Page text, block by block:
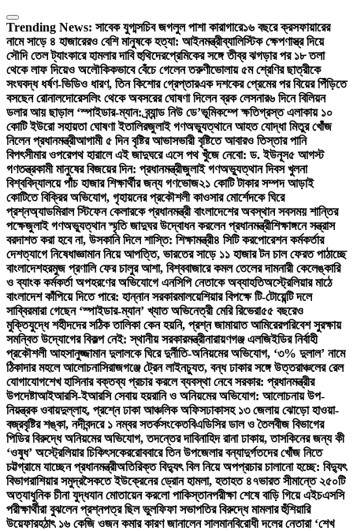
Skip
to
content
Trending News: সাবেক যুগ্মসচিব জগলুল পাশা কারাগারে১৬ বছরে ক্রসফায়ারের
নামে সাড়ে ৪ হাজারেরও বেশি মানুষকে হত্যা: আইনমন্ত্রীব্যালিস্টিক ক্ষেপণাস্ত্র দিয়ে
সৌদি তেল ট্যাংকারে হামলার দাবি হুথিদেরপ্রেমিকের সঙ্গে তীব্র ঝগড়ার পর ১৮ তলা
থেকে লাফ দিয়েও অলৌকিকভাবে বেঁচে গেলেন তরুণীভোলায় ৫ম শ্রেণির ছাত্রীকে
সংঘবদ্ধ ধর্ষণ-ভিডিও ধারণ, তিন কিশোর গ্রেপ্তারএক দশকের প্রেমের পর বিয়ের পিঁড়িতে
বসছেন রোনালদোরেসলিং থেকে অবসরের ঘোষণা দিলেন ব্রক লেসনার৬ দিনে বিলিয়ন
ডলার আয় ছাড়াল ‘স্পাইডার-ম্যান: ব্র্যান্ড নিউ ডে’ভূমিকম্পে ক্ষতিগ্রস্ত এলাকায় ১০
কোটি ইউরো সহায়তা ঘোষণা ইতালিরজুলাই গণঅভ্যুত্থানে আহত যোদ্ধা মিতুর খোঁজ
নিলেন প্রধানমন্ত্রীআগামী ৫ দিন বৃষ্টির আভাসভারী বৃষ্টিতে আবারও তিস্তার পানি
বিপৎসীমার ওপরেপথ হারালে এই জাদুঘরে এসে পথ খুঁজে নেবো: ড. ইউনূস৫ আগস্ট
গণতন্ত্রকামী মানুষের বিজয়ের দিন: প্রধানমন্ত্রীজুলাই গণঅভ্যুত্থান দিবস খুলনা
বিশ্ববিদ্যালয়ে পাঁচ হাজার শিক্ষার্থীর জন্য গণভোজ২১ কোটি টাকার সম্পদ আড়াই
কোটিতে বিক্রির অভিযোগ, গৃহায়নের প্রকৌশলী কাওসার মোর্শেদকে ঘিরে
প্রশ্নঅ্যাডমিরাল স্টিফেন কেলারকে প্রধানমন্ত্রী বাংলাদেশের অবস্থান সবসময় শান্তির
পক্ষেজুলাই গণঅভ্যুত্থান স্মৃতি জাদুঘর উদ্বোধন করলেন প্রধানমন্ত্রীশিক্ষাঙ্গনে সন্ত্রাস
বরদাশত করা হবে না, উসকানি দিলে শাস্তি: শিক্ষামন্ত্রী৪ সিটি করপোরেশন কর্মকর্তার
দেশত্যাগে নিষেধাজ্ঞামান নিয়ে আপত্তি, ভারতের সাড়ে ১১ হাজার টন চাল ফেরত পাঠাচ্ছে
বাংলাদেশহরমুজ প্রণালি ফের চালুর আশা, বিশ্ববাজারে কমল তেলের দামনারী কেলেঙ্কারি
ও ব্যাংক কর্মকর্তা অপহরণের অভিযোগে এনসিপি নেতাকে অব্যাহতিঅস্ট্রেলিয়ার মাঠে
বাংলাদেশ কাঁপিয়ে দিতে পারে: হান্নান সরকারমালয়েশিয়ার বিপক্ষে টি-টোয়েন্টি দলে
সাব্বিরমারা গেছেন ‘স্পাইডার-ম্যান’ খ্যাত অভিনেত্রী মেরি রিভেরা৫৫ বছরেও
মুক্তিযুদ্ধে শহীদদের সঠিক তালিকা কেন হয়নি, প্রশ্ন জামায়াত আমিরেরপরিবেশ সুরক্ষায়
সমন্বিত উদ্যোগের বিকল্প নেই: স্থানীয় সরকারমন্ত্রীনারায়ণগঞ্জ এলজিইডির নির্বাহী
প্রকৌশলী আহসানুজ্জামান দুলালকে ঘিরে দুর্নীতি-অনিয়মের অভিযোগ, ‘৩% দুলাল’ নামে
ঠিকাদার মহলে আলোচনাসিরাজগঞ্জে ট্রেন লাইনচ্যুত, বন্ধ ঢাকার সঙ্গে উত্তরাঞ্চলের রেল
যোগাযোগশেখ হাসিনার বক্তব্য প্রচার করলে ব্যবস্থা নেবে সরকার: প্রধানমন্ত্রীর
উপদেষ্টাআইআরসি-ইআরসি সেবায় হয়রানি ও অনিয়মের অভিযোগ: আলোচনায় উপ-
নিয়ন্ত্রক ওবায়দুল্লাহ, প্রশ্নে ঢাকা আঞ্চলিক অফিসঢাকাসহ ১৩ জেলায় ঝোড়ো হাওয়া-
বজ্রবৃষ্টির শঙ্কা, নদীবন্দরে ১ নম্বর সতর্কসংকেতবিএডিসির ডাল ও তৈলবীজ বিভাগের
পিডির বিরুদ্ধে অনিয়মের অভিযোগ, তদন্তের দাবিনাহিদ রানা ঢাকায়, তাসকিনের জন্য কী
‘ওষুধ’ অস্ট্রেলিয়ার চিকিৎসকেররোববারে তিন উপজেলার বন্যাদুর্গতদের খোঁজ নিতে
চট্টগ্রামে যাচ্ছেন প্রধানমন্ত্রীঅতিরিক্ত বিদ্যুৎ বিল নিয়ে অপপ্রচার চালানো হচ্ছে: বিদ্যুৎ
বিভাগরাশিয়ার সমুদ্রসৈকতে ইউক্রেনের ড্রোন হামলা, হতাহত ৪৭ভারত সীমান্তে ২৫০টি
অত্যাধুনিক চীনা যুদ্ধযান মোতায়েন করলো পাকিস্তানপরীক্ষা শেষে বাড়ি গিয়ে এইচএসসি
পরীক্ষার্থীরা বুঝলেন প্রশ্নপত্র ছিল ভুলফিফা সভাপতির বিরুদ্ধে মামলার হুঁশিয়ারি
উয়েফারহঠাৎ ১৬ কেজি ওজন কমার কারণ জানালেন সালমানবিরোধী দলের নেতারা ‘শেখ